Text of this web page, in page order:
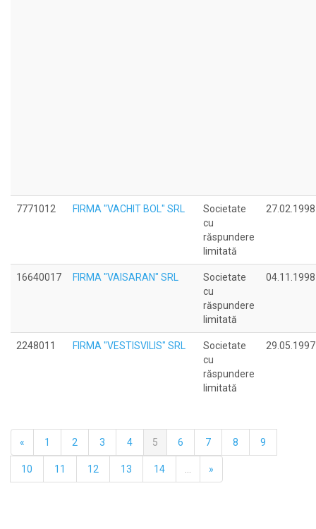
7771012 FIRMA "VACHIT BOL" SRL
Societate
cu
răspundere
limitată
27.02.1998
16640017 FIRMA "VAISARAN" SRL
Societate
cu
răspundere
limitată
04.11.1998
2248011 FIRMA "VESTISVILIS" SRL
Societate
cu
răspundere
limitată
29.05.1997
« 1 2 3 4 5 6 7 8 9
10 11 12 13 14 »